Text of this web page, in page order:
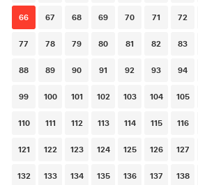
66 67 68 69 70 71 72
77 78 79 80 81 82 83
88 89 90 91 92 93 94
99 100 101 102 103 104 105
110 111 112 113 114 115 116
121 122 123 124 125 126 127
132 133 134 135 136 137 138